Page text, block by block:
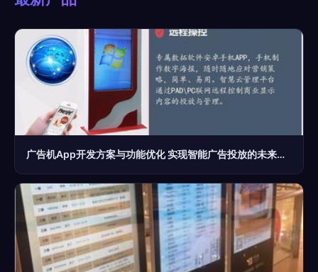
广告机App开发方案与功能优化 实现智能广告投放的未来趋势